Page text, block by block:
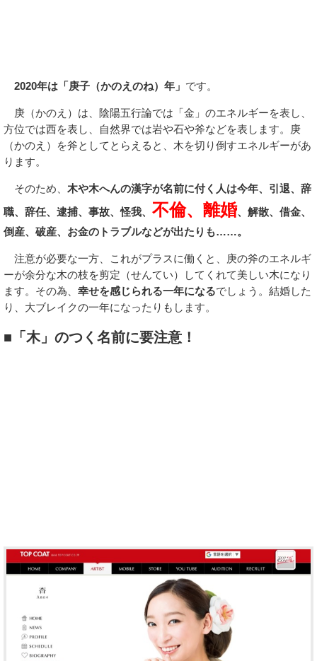
2020年は「庚子（かのえのね）年」 です。
庚（かのえ）は、陰陽五行論では「金」のエネルギーを表し、
方位では西を表し、自然界では岩や石や斧などを表します。庚
（かのえ）を斧としてとらえると、木を切り倒すエネルギーがあ
ります。
そのため、 木や木へんの漢字が名前に付く人は今年、引退、辞
職、辞任、逮捕、事故、怪我、 不倫、離婚、解散、借金、
倒産、破産、お金のトラブルなどが出たりも……。
注意が必要な一方、これがプラスに働くと、庚の斧のエネルギ
ーが余分な木の枝を剪定（せんてい）してくれて美しい木になり
ます。その為、 幸せを感じられる一年になるでしょう。結婚した
り、大ブレイクの一年になったりもします。
■「木」のつく名前に要注意！